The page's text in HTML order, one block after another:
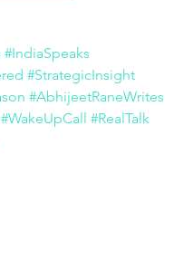
#IndiaSpeaks
#StrategicInsight
#AbhijeetRaneWrites
#WakeUpCall #RealTalk